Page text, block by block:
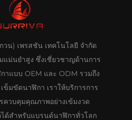
วน) เพรสชัน เทคโนโลยี จำกัด
แม่นยำสูง ซึ่งเชี่ยวชาญด้านการ
าแบบ OEM และ ODM รวมถึง
ข็มขัดนาฬิกา เราให้บริการการ
ควบคุมคุณภาพอย่างเข้มงวด
ได้สำหรับแบรนด์นาฬิกาทั่วโลก